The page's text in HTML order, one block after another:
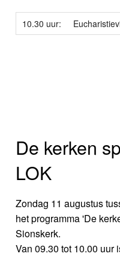
10.30 uur:
De kerken
LOK
Zondag 11 augustus
het programma 'De
Sionskerk.
Van 09.30 tot 10.00 uur